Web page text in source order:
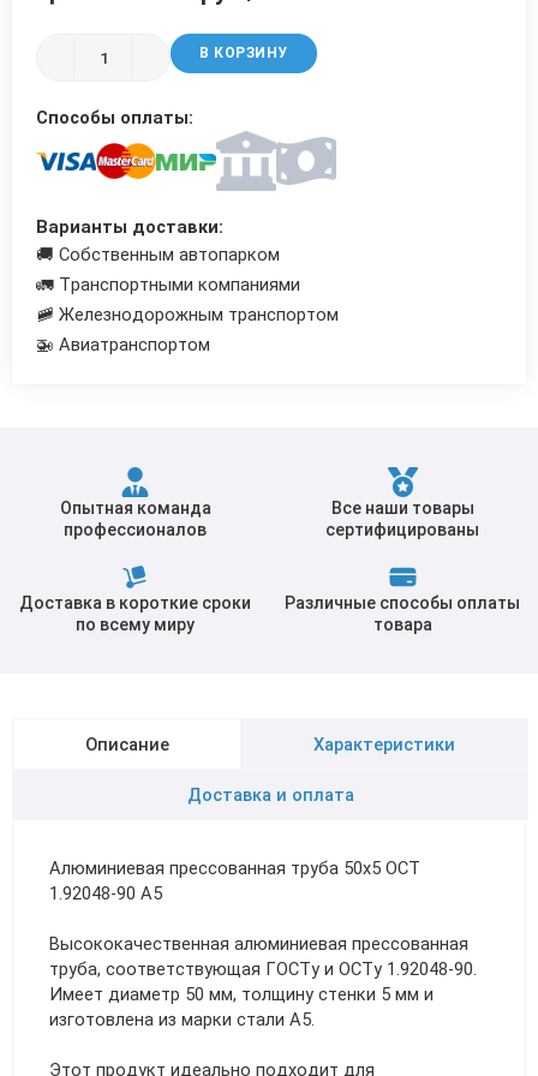
В КОРЗИНУ
Способы оплаты:
Варианты доставки:
🚚 Собственным автопарком
🚛 Транспортными компаниями
🚞 Железнодорожным транспортом
🚁 Авиатранспортом
Опытная команда
профессионалов
Все наши товары
сертифицированы
Доставка в короткие сроки
по всему миру
Различные способы оплаты
товара
Описание Характеристики
Доставка и оплата
Алюминиевая прессованная труба 50х5 ОСТ
1.92048-90 А5
Высококачественная алюминиевая прессованная
труба, соответствующая ГОСТу и ОСТу 1.92048-90.
Имеет диаметр 50 мм, толщину стенки 5 мм и
изготовлена из марки стали А5.
Этот продукт идеально подходит для
Трубы в ВУС изоляции